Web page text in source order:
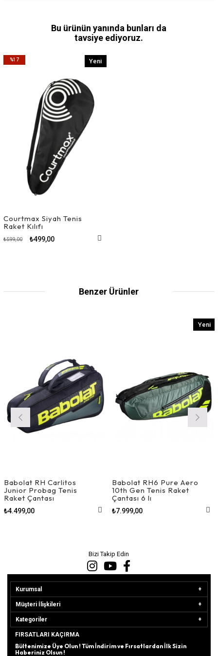
Bu ürünün yanında bunları da
tavsiye ediyoruz.
Courtmax Siyah Tenis
Raket Kılıfı
₺499,00
₺599,00
%17
Yeni
Benzer Ürünler
Babolat RH Carlitos
Junior Probag Tenis
Raket Çantası
₺4.499,00
Babolat RH6 Pure Aero
10th Gen Tenis Raket
Çantası 6 lı
₺7.999,00
Yeni
Bizi Takip Edin
Kurumsal
Müşteri İlişkileri
Kategoriler
FIRSATLARI KAÇIRMA
Bültenimize Üye Olun ! Tüm İndirim ve Fırsatlardan İlk Sizin
Haberiniz Olsun !